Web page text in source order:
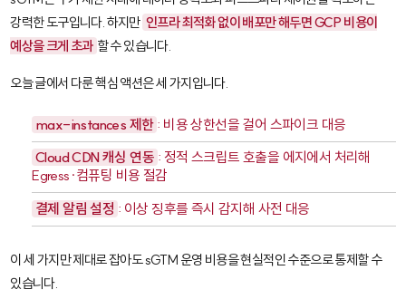
강력한 도구입니다. 하지만 인프라 최적화 없이 배포만 해두면 GCP 비용이
예상을 크게 초과 할 수 있습니다.
오늘 글에서 다룬 핵심 액션은 세 가지입니다.
max-instances 제한 : 비용 상한선을 걸어 스파이크 대응
Cloud CDN 캐싱 연동 : 정적 스크립트 호출을 에지에서 처리해
Egress·컴퓨팅 비용 절감
결제 알림 설정 : 이상 징후를 즉시 감지해 사전 대응
이 세 가지만 제대로 잡아도 sGTM 운영 비용을 현실적인 수준으로 통제할 수
있습니다.